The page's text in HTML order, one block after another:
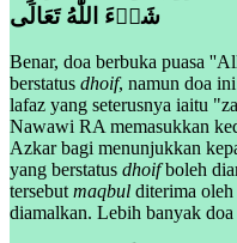
شَاۧءَ اللّٰهُ تَعَالَى
Benar, doa berbuka puasa
berstatus dhoif, namun doa
lafaz yang seterusnya iaitu
Nawawi RA memasukkan
Azkar bagi menunjukkan
yang berstatus dhoifboleh
tersebutmaqbul diterima
diamalkan. Lebih banyak